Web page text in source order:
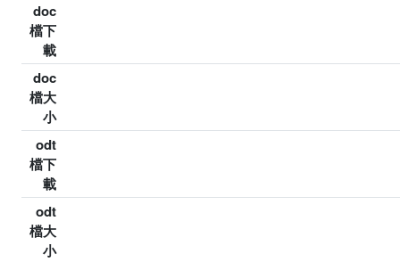
doc
檔下
載
doc
檔大
小
odt
檔下
載
odt
檔大
小